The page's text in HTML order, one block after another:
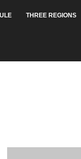
THREE REGIONS